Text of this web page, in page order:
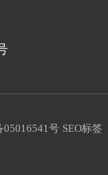
05016541号 SEO标签